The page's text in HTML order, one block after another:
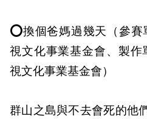
⭕換個爸媽過幾天（參
視文化事業基金會、製
視文化事業基金會）
群山之島與不去會死的他